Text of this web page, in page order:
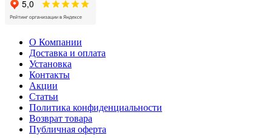
О Компании
Доставка и оплата
Установка
Контакты
Акции
Статьи
Политика конфиденциальности
Возврат товара
Публичная оферта